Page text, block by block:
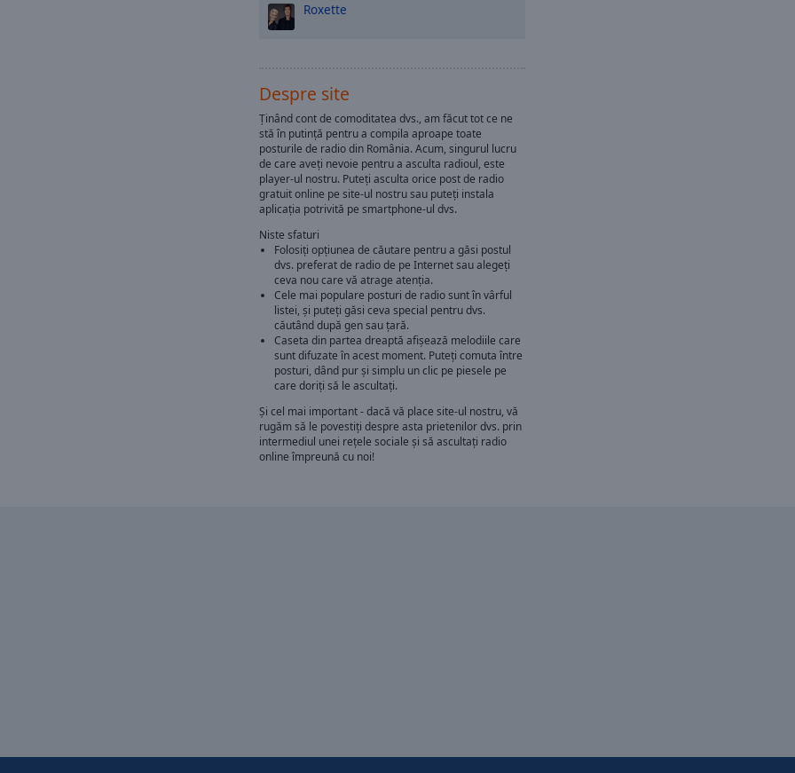
Roxette
Despre site
Ținând cont de comoditatea dvs., am făcut tot ce ne
stă în putință pentru a compila aproape toate
posturile de radio din România. Acum, singurul lucru
de care aveți nevoie pentru a asculta radioul, este
player-ul nostru. Puteți asculta orice post de radio
gratuit online pe site-ul nostru sau puteți instala
aplicația potrivită pe smartphone-ul dvs.
Niste sfaturi
Folosiți opțiunea de căutare pentru a găsi postul
dvs. preferat de radio de pe Internet sau alegeți
ceva nou care vă atrage atenția.
Cele mai populare posturi de radio sunt în vârful
listei, și puteți găsi ceva special pentru dvs.
căutând după gen sau țară.
Caseta din partea dreaptă afișează melodiile care
sunt difuzate în acest moment. Puteți comuta între
posturi, dând pur și simplu un clic pe piesele pe
care doriți să le ascultați.
Și cel mai important - dacă vă place site-ul nostru, vă
rugăm să le povestiți despre asta prietenilor dvs. prin
intermediul unei rețele sociale și să ascultați radio
online împreună cu noi!